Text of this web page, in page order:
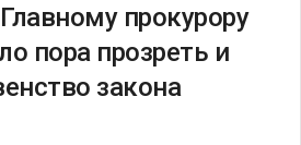
прокурору
пора прозреть и
закона